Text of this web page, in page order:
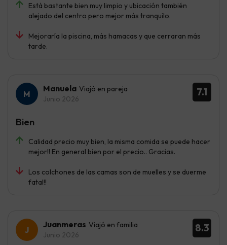
Está bastante bien muy limpio y ubicación también
alejado del centro pero mejor más tranquilo.
Mejoraría la piscina, más hamacas y que cerraran más
tarde.
7.1
Manuela Viajó en pareja
Junio 2026
Calidad precio muy bien, la misma comida se puede hacer
mejor!! En general bien por el precio.. Gracias.
Los colchones de las camas son de muelles y se duerme
fatal!!
Bien
8.3
Juanmeras Viajó en familia
Junio 2026